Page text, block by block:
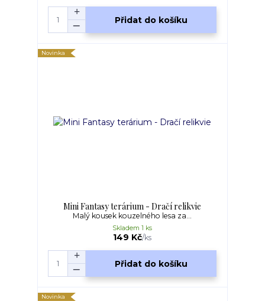
Přidat do košíku
Novinka
Mini Fantasy terárium - Dračí relikvie
Malý kousek kouzelného lesa za...
149 Kč/ks
Skladem 1 ks
Přidat do košíku
Novinka